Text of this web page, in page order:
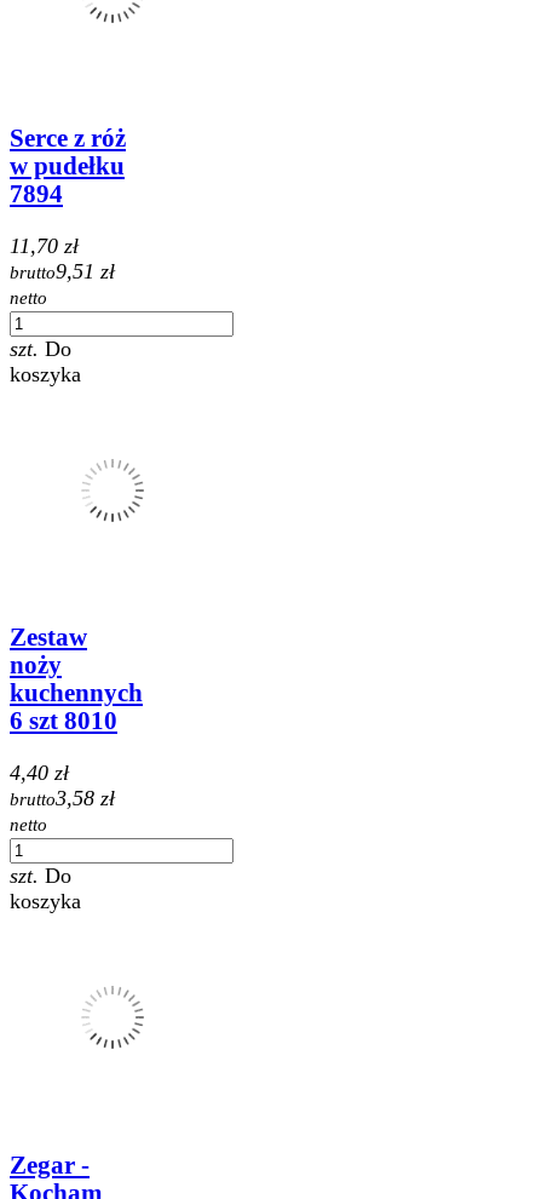
Serce z róż
w pudełku
7894
11,70 zł
brutto9,51 zł
netto
szt. Do
koszyka
Zestaw
noży
kuchennych
6 szt 8010
4,40 zł
brutto3,58 zł
netto
szt. Do
koszyka
Zegar -
Kocham